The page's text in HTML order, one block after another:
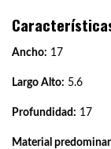
Ancho: 17
Largo Alto: 5.6
Profundidad: 17
Material